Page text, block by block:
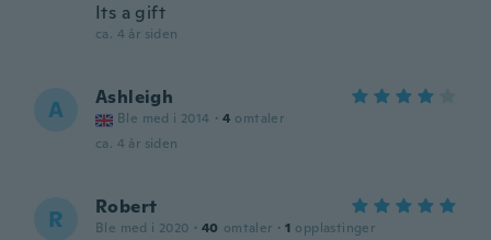
Its a gift
ca. 4 år siden
A Ashleigh
Ble med i 2014 · 4 omtaler
ca. 4 år siden
R Robert
Ble med i 2020 · 40 omtaler · 1 opplastinger